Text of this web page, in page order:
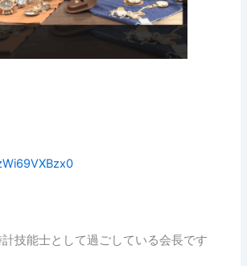
技能士として過ごしている会長です